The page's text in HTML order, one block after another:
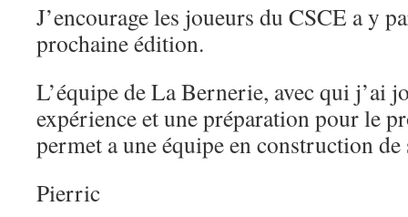
J’encourage les joueurs du CSCE a y
prochaine édition.
L’équipe de La Bernerie, avec qui j’ai
expérience et une préparation pour le
permet a une équipe en construction
Pierric